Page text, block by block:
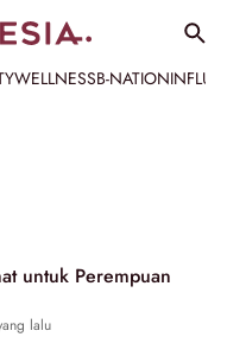
WELLNESSB-NATION
untuk Perempuan
lalu